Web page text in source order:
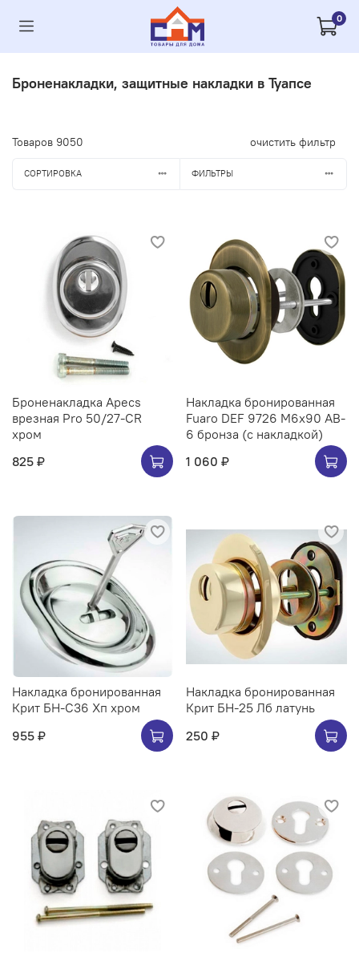
0
Броненакладки, защитные накладки в Туапсе
Товаров 9050 очистить фильтр
СОРТИРОВКА ФИЛЬТРЫ
Броненакладка Apecs
врезная Pro 50/27-CR
хром
825 ₽
Накладка бронированная
Fuaro DEF 9726 M6x90 AB-
6 бронза (с накладкой)
1 060 ₽
Накладка бронированная
Крит БН-С36 Хп хром
955 ₽
Накладка бронированная
Крит БН-25 Лб латунь
250 ₽